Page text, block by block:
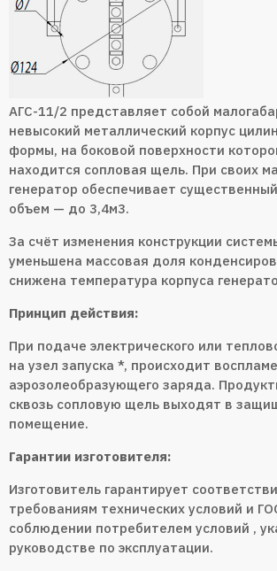
АГС-11/2 представляет собой
невысокий металлический корпус
формы, на боковой поверхности
находится сопловая щель. При своих
генератор обеспечивает
объем — до 3,4м3.
За счёт изменения конструкции
уменьшена массовая доля
снижена температура корпуса
Принцип действия:
При подаче электрического или
на узел запуска *, происходит
аэрозолеобразующего заряда.
сквозь сопловую щель выходят в
помещение.
Гарантии изготовителя:
Изготовитель гарантирует
требованиям технических условий и
соблюдении потребителем условий ,
руководстве по эксплуатации.